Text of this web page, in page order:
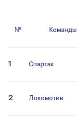
№ Команды
1 Спартак
2 Локомотив